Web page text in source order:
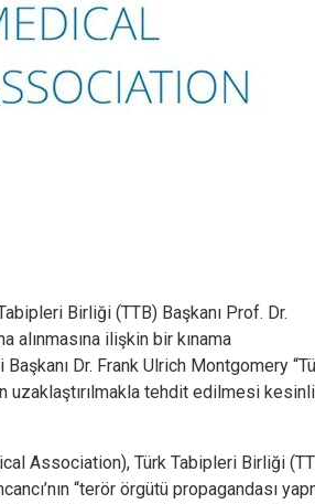
Birliği (TTB) Başkanı Prof. Dr.
alınmasına ilişkin bir kınama
Dr. Frank Ulrich Montgomery
uzaklaştırılmakla tehdit edilmesi
Association), Türk Tabipleri Birliği
“terör örgütü propagandası